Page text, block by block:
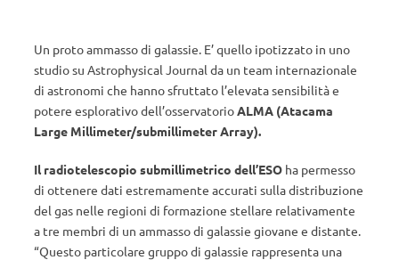
Un proto ammasso di galassie. E’ quello ipotizzato in uno
studio su Astrophysical Journal da un team internazionale
di astronomi che hanno sfruttato l’elevata sensibilità e
potere esplorativo dell’osservatorioALMA (Atacama
Large Millimeter/submillimeter Array).
Il radiotelescopio submillimetrico dell’ESO ha permesso
di ottenere dati estremamente accurati sulla distribuzione
del gas nelle regioni di formazione stellare relativamente
a tre membri di un ammasso di galassie giovane e distante.
“Questo particolare gruppo di galassie rappresenta una